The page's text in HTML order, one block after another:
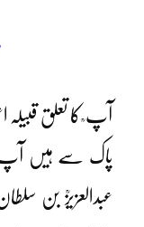
آپ ؒ کا تعلق قبیلہ
پاک سے ہیں آپ
عبدالعزیزؒ بن